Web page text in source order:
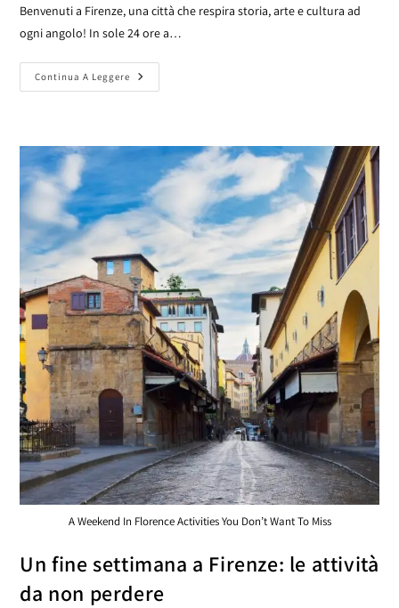
Benvenuti a Firenze, una città che respira storia, arte e cultura ad
ogni angolo! In sole 24 ore a…
Continua A Leggere
A Weekend In Florence Activities You Don’t Want To Miss
Un fine settimana a Firenze: le attività
da non perdere